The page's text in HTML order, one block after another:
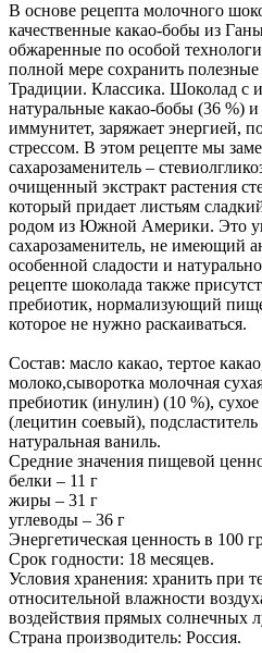
В основе рецепта молочного
качественные какао-бобы из
обжаренные по особой
полной мере сохранить
Традиции. Классика. Шоколад с
натуральные какао-бобы (36 %)
иммунитет, заряжает энергией,
стрессом. В этом рецепте мы
сахарозаменитель –
очищенный экстракт растения
который придает листьям
родом из Южной Америки. Это
сахарозаменитель, не имеющий
особенной сладости и
рецепте шоколада также
пребиотик, нормализующий
которое не нужно раскаиваться.
Состав: масло какао, тертое
молоко,сыворотка молочная
пребиотик (инулин) (10 %),
(лецитин соевый),
натуральная ваниль.
Средние значения пищевой
белки – 11 г
жиры – 31 г
углеводы – 36 г
Энергетическая ценность в 100
Срок годности: 18 месяцев.
Условия хранения: хранить при
относительной влажности
воздействия прямых солнечных
Страна производитель: Россия.